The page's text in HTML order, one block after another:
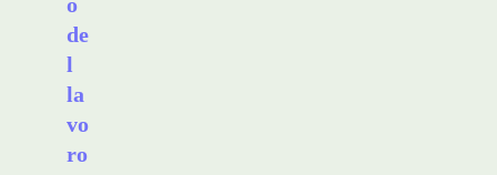
de
l
la
vo
ro